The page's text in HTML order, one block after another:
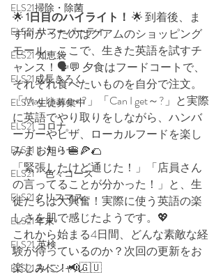
ELS21掃除・除菌
ELS21 サマーパーティ
ELS21 知恵袋
ELS21成長きろく
ELS21 生徒募集中
ELS21 コロナ
ELS21 お知らせ
ELS21 色々コース
ELS21クリスマス
ELS21年末
ELS21 英検
ELS21スペシャル
🌟 1日目のハイライト！ 🌟 到着後、ま
ず向かったのはグアムのショッピング
モール。ここで、生きた英語を試すチ
ャンス！🗣️💬 夕食はフードコートで、
それぞれ食べたいものを自分で注文。
「May I have～?」「Can I get～?」と実際
に英語でやり取りをしながら、ハンバ
ーガーやピザ、ローカルフードを楽し
みました！🍔🍕🌮
「緊張したけど通じた！」「店員さん
の言ってることが分かった！」と、生
徒たちは大興奮！実際に使う英語の楽
しさを肌で感じたようです。💖
これから始まる4日間、どんな素敵な経
験が待っているのか？次回の更新をお
楽しみに！📢🇬🇺